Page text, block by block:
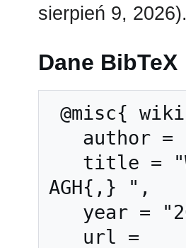
sierpień 9, 2026).
Dane BibTeX
AGH{,} ",